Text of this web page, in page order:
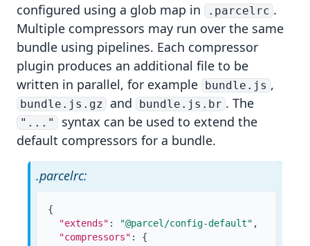
configured using a glob map in .parcelrc .
Multiple compressors may run over the same
bundle using pipelines. Each compressor
plugin produces an additional file to be
written in parallel, for example bundle.js ,
bundle.js.gz and bundle.js.br . The
"..."
syntax can be used to extend the
default compressors for a bundle.
.parcelrc:
{
"extends" : "@parcel/config-default" ,
"compressors" :
{